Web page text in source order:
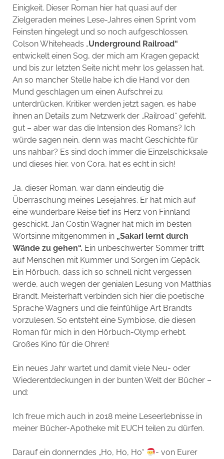
Einigkeit. Dieser Roman hier hat quasi auf der
Zielgeraden meines Lese-Jahres einen Sprint vom
Feinsten hingelegt und so noch aufgeschlossen.
Colson Whiteheads „Underground Railroad“
entwickelt einen Sog, der mich am Kragen gepackt
und bis zur letzten Seite nicht mehr los gelassen hat.
An so mancher Stelle habe ich die Hand vor den
Mund geschlagen um einen Aufschrei zu
unterdrücken. Kritiker werden jetzt sagen, es habe
ihnen an Details zum Netzwerk der „Railroad“ gefehlt,
gut – aber war das die Intension des Romans? Ich
würde sagen nein, denn was macht Geschichte für
uns nahbar? Es sind doch immer die Einzelschicksale
und dieses hier, von Cora, hat es echt in sich!
Ja, dieser Roman, war dann eindeutig die
Überraschung meines Lesejahres. Er hat mich auf
eine wunderbare Reise tief ins Herz von Finnland
geschickt. Jan Costin Wagner hat mich im besten
Wortsinne mitgenommen in „Sakari lernt durch
Wände zu gehen“. Ein unbeschwerter Sommer trifft
auf Menschen mit Kummer und Sorgen im Gepäck.
Ein Hörbuch, dass ich so schnell nicht vergessen
werde, auch wegen der genialen Lesung von Matthias
Brandt. Meisterhaft verbinden sich hier die poetische
Sprache Wagners und die feinfühlige Art Brandts
vorzulesen. So entsteht eine Symbiose, die diesen
Roman für mich in den Hörbuch-Olymp erhebt.
Großes Kino für die Ohren!
Ein neues Jahr wartet und damit viele Neu- oder
Wiederentdeckungen in der bunten Welt der Bücher –
und:
Ich freue mich auch in 2018 meine Leseerlebnisse in
meiner Bücher-Apotheke mit EUCH teilen zu dürfen.
Darauf ein donnerndes „Ho, Ho, Ho“
- von Eurer